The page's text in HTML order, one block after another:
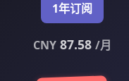
1年订阅
CNY87.58 /月